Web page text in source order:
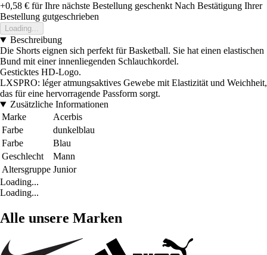
+0,58 € für Ihre nächste Bestellung geschenkt Nach Bestätigung Ihrer
Bestellung gutgeschrieben
Loading...
Beschreibung
Die Shorts eignen sich perfekt für Basketball. Sie hat einen elastischen
Bund mit einer innenliegenden Schlauchkordel.
Gesticktes HD-Logo.
LXSPRO: léger atmungsaktives Gewebe mit Elastizität und Weichheit,
das für eine hervorragende Passform sorgt.
Zusätzliche Informationen
Marke
Acerbis
Farbe
dunkelblau
Farbe
Blau
Geschlecht
Mann
Altersgruppe Junior
Loading...
Loading...
Alle unsere Marken